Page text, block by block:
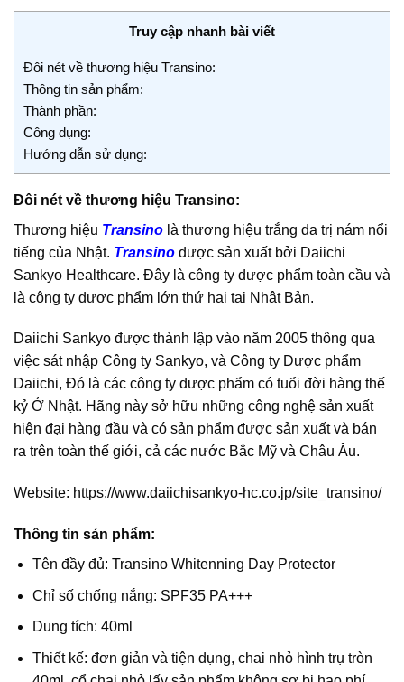
Truy cập nhanh bài viết
Đôi nét về thương hiệu Transino:
Thông tin sản phẩm:
Thành phần:
Công dụng:
Hướng dẫn sử dụng:
Đôi nét về thương hiệu Transino:
Thương hiệu Transino là thương hiệu trắng da trị nám nổi
tiếng của Nhật. Transino được sản xuất bởi Daiichi
Sankyo Healthcare. Đây là công ty dược phẩm toàn cầu và
là công ty dược phẩm lớn thứ hai tại Nhật Bản.
Daiichi Sankyo được thành lập vào năm 2005 thông qua
việc sát nhập Công ty Sankyo, và Công ty Dược phẩm
Daiichi, Đó là các công ty dược phẩm có tuổi đời hàng thế
kỷ Ở Nhật. Hãng này sở hữu những công nghệ sản xuất
hiện đại hàng đầu và có sản phẩm được sản xuất và bán
ra trên toàn thế giới, cả các nước Bắc Mỹ và Châu Âu.
Website: https://www.daiichisankyo-hc.co.jp/site_transino/
Thông tin sản phẩm:
Tên đầy đủ: Transino Whitenning Day Protector
Chỉ số chống nắng: SPF35 PA+++
Dung tích: 40ml
Thiết kế: đơn giản và tiện dụng, chai nhỏ hình trụ tròn